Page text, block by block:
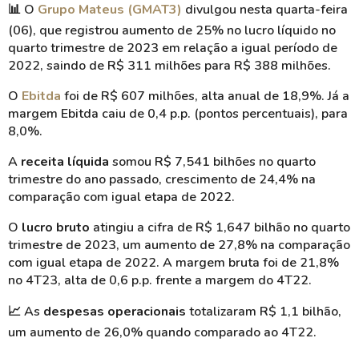
📊 O Grupo Mateus (GMAT3) divulgou nesta quarta-feira
(06), que registrou aumento de 25% no lucro líquido no
quarto trimestre de 2023 em relação a igual período de
2022, saindo de R$ 311 milhões para R$ 388 milhões.
O Ebitda foi de R$ 607 milhões, alta anual de 18,9%. Já a
margem Ebitda caiu de 0,4 p.p. (pontos percentuais), para
8,0%.
A receita líquida somou R$ 7,541 bilhões no quarto
trimestre do ano passado, crescimento de 24,4% na
comparação com igual etapa de 2022.
O lucro bruto atingiu a cifra de R$ 1,647 bilhão no quarto
trimestre de 2023, um aumento de 27,8% na comparação
com igual etapa de 2022. A margem bruta foi de 21,8%
no 4T23, alta de 0,6 p.p. frente a margem do 4T22.
📈As despesas operacionais totalizaram R$ 1,1 bilhão,
um aumento de 26,0% quando comparado ao 4T22.